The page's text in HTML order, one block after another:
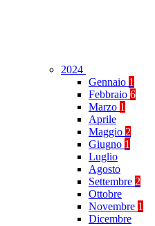
2024
Gennaio 1
Febbraio 6
Marzo 1
Aprile
Maggio 2
Giugno 1
Luglio
Agosto
Settembre 2
Ottobre
Novembre 1
Dicembre